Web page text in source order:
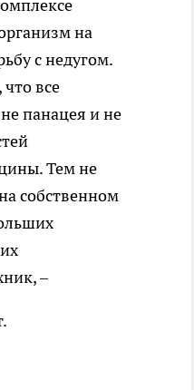
на
с недугом.
все
панацея и не
Тем не
собственном
–